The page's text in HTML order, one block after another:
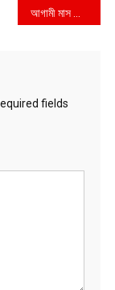
আগামী মাস থেকে চালু হচ্ছে ভূমিসেবা কাস্টমার কেয়ার সেন্টার
fields